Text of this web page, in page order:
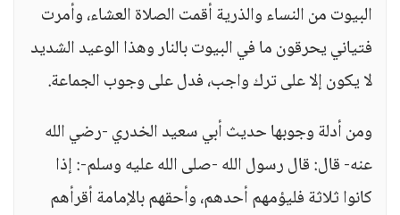
البيوت من النساء والذرية أقمت الصلاة العشاء، وأمرت
فتياني يحرقون ما في البيوت بالنار وهذا الوعيد الشديد
لا يكون إلا على ترك واجب، فدل على وجوب الجماعة.
ومن أدلة وجوبها حديث أبي سعيد الخدري -رضي الله
عنه- قال: قال رسول الله -صلى الله عليه وسلم-: إذا
كانوا ثلاثة فليؤمهم أحدهم، وأحقهم بالإمامة أقرأهم